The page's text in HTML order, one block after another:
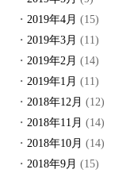
2019年4月 (15)
2019年3月 (11)
2019年2月 (14)
2019年1月 (11)
2018年12月 (12)
2018年11月 (14)
2018年10月 (14)
2018年9月 (15)